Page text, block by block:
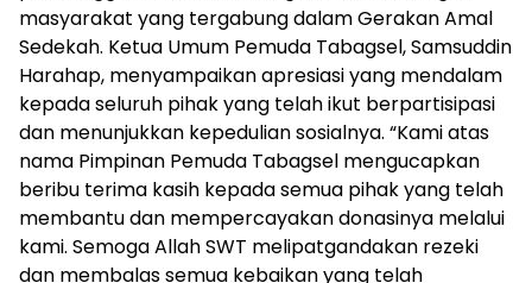
masyarakat yang tergabung dalam Gerakan Amal
Sedekah. Ketua Umum Pemuda Tabagsel, Samsuddin
Harahap, menyampaikan apresiasi yang mendalam
kepada seluruh pihak yang telah ikut berpartisipasi
dan menunjukkan kepedulian sosialnya. “Kami atas
nama Pimpinan Pemuda Tabagsel mengucapkan
beribu terima kasih kepada semua pihak yang telah
membantu dan mempercayakan donasinya melalui
kami. Semoga Allah SWT melipatgandakan rezeki
dan membalas semua kebaikan yang telah